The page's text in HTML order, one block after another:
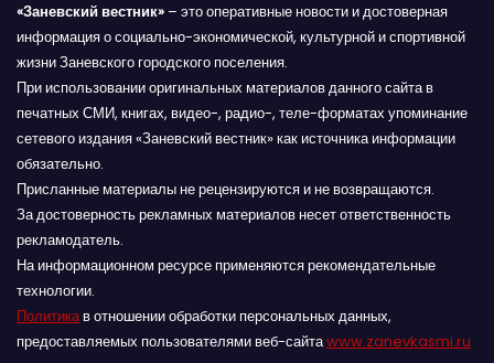
«Заневский вестник» – это оперативные новости и достоверная
информация о социально-экономической, культурной и спортивной
жизни Заневского городского поселения.
При использовании оригинальных материалов данного сайта в
печатных СМИ, книгах, видео-, радио-, теле-форматах упоминание
сетевого издания «Заневский вестник» как источника информации
обязательно.
Присланные материалы не рецензируются и не возвращаются.
За достоверность рекламных материалов несет ответственность
рекламодатель.
На информационном ресурсе применяются рекомендательные
технологии.
Политикав отношении обработки персональных данных,
предоставляемых пользователями веб-сайтаwww.zanevkasmi.ru